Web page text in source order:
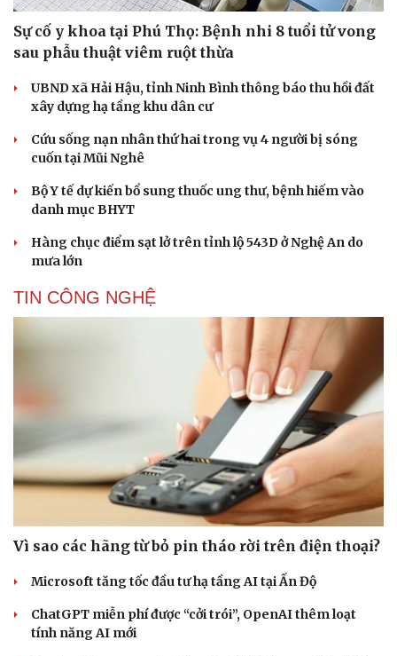
Sự cố y khoa tại Phú Thọ: Bệnh nhi 8 tuổi tử vong
sau phẫu thuật viêm ruột thừa
UBND xã Hải Hậu, tỉnh Ninh Bình thông báo thu hồi đất
xây dựng hạ tầng khu dân cư
Cứu sống nạn nhân thứ hai trong vụ 4 người bị sóng
cuốn tại Mũi Nghê
Bộ Y tế dự kiến bổ sung thuốc ung thư, bệnh hiếm vào
danh mục BHYT
Hàng chục điểm sạt lở trên tỉnh lộ 543D ở Nghệ An do
mưa lớn
TIN CÔNG NGHỆ
Vì sao các hãng từ bỏ pin tháo rời trên điện thoại?
Microsoft tăng tốc đầu tư hạ tầng AI tại Ấn Độ
ChatGPT miễn phí được “cởi trói”, OpenAI thêm loạt
tính năng AI mới